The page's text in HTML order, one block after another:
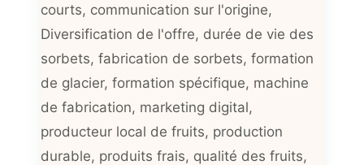
courts, communication sur l'origine,
Diversification de l'offre, durée de vie des
sorbets, fabrication de sorbets, formation
de glacier, formation spécifique, machine
de fabrication, marketing digital,
producteur local de fruits, production
durable, produits frais, qualité des fruits,